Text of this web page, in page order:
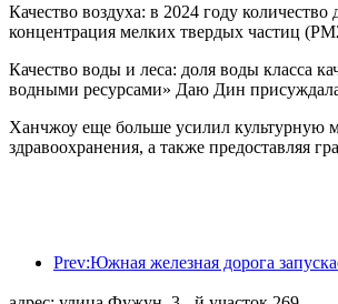
Качество воздуха: в 2024 году
концентрация мелких твердых частиц
Качество воды и леса: доля воды класса
водными ресурсами» Даю Дин
Ханчжоу еще больше усилил культурную
здравоохранения, а также предоставляя